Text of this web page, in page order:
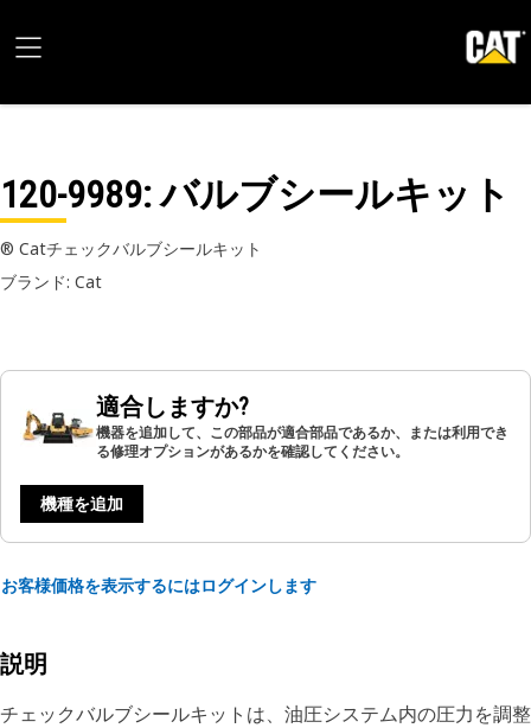
120-9989: バルブシールキット
® Catチェックバルブシールキット
ブランド: Cat
適合しますか?
機器を追加して、この部品が適合部品であるか、または利用でき
る修理オプションがあるかを確認してください。
機種を追加
お客様価格を表示するにはログインします
説明
チェックバルブシールキットは、油圧システム内の圧力を調整